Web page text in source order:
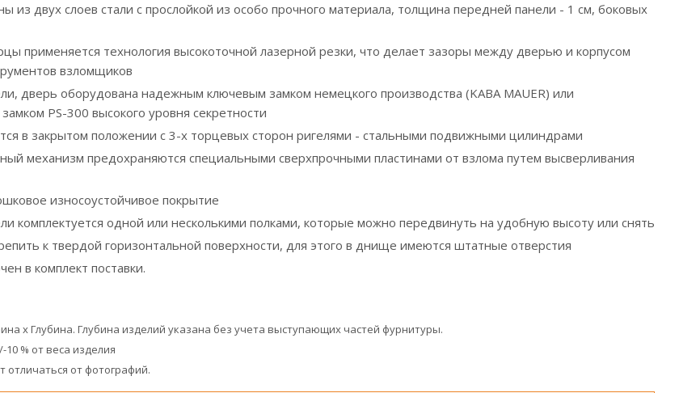
из двух слоев стали с прослойкой из особо прочного материала, толщина передней панели - 1 см, боковых
применяется технология высокоточной лазерной резки, что делает зазоры между дверью и корпусом
взломщиков
дверь оборудована надежным ключевым замком немецкого производства (KABA MAUER) или
PS-300 высокого уровня секретности
в закрытом положении с 3-х торцевых сторон ригелями - стальными подвижными цилиндрами
механизм предохраняются специальными сверхпрочными пластинами от взлома путем высверливания
износоустойчивое покрытие
комплектуется одной или несколькими полками, которые можно передвинуть на удобную высоту или снять
к твердой горизонтальной поверхности, для этого в днище имеются штатные отверстия
в комплект поставки.
x Глубина. Глубина изделий указана без учета выступающих частей фурнитуры.
% от веса изделия
от фотографий.